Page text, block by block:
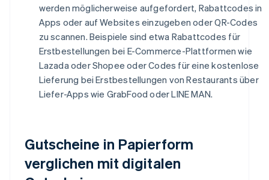
werden möglicherweise aufgefordert, Rabattcodes in
Apps oder auf Websites einzugeben oder QR-Codes
zu scannen. Beispiele sind etwa Rabattcodes für
Erstbestellungen bei E-Commerce-Plattformen wie
Lazada oder Shopee oder Codes für eine kostenlose
Lieferung bei Erstbestellungen von Restaurants über
Liefer-Apps wie GrabFood oder LINE MAN.
Gutscheine in Papierform
verglichen mit digitalen